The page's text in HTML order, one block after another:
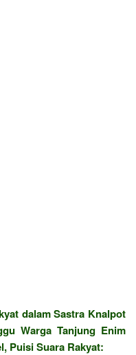
dalam Sastra Knalpot
Warga Tanjung Enim
Puisi Suara Rakyat: